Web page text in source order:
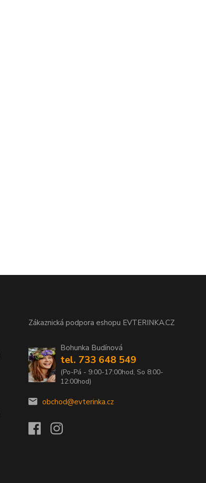
Zákaznická podpora eshopu EVTERINKA.CZ
Bohunka Budínová
tel. 733 648 549
(Po-Pá - 9:00-17:00hod, So 8:00-
12:00hod)
obchod@evterinka.cz